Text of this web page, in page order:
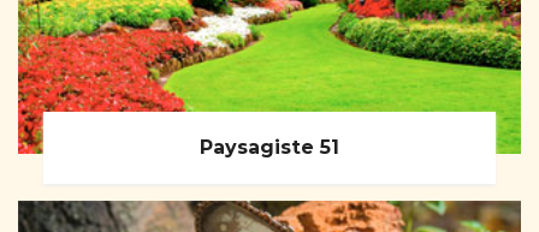
Paysagiste 51